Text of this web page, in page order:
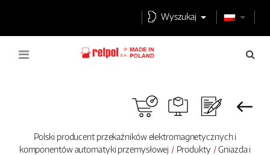
Wyszukaj
Polski producent przekaźników elektromagnetycznych i
komponentów automatyki przemysłowej
Produkty
Gniazda i